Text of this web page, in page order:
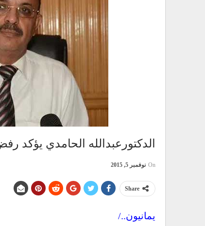
الدكتورعبدالله الحامدي يؤكد
On نوفمبر 5, 2015
Share
يمانيون../